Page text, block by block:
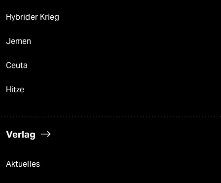
Hybrider Krieg
Jemen
Ceuta
Hitze
Verlag
Aktuelles